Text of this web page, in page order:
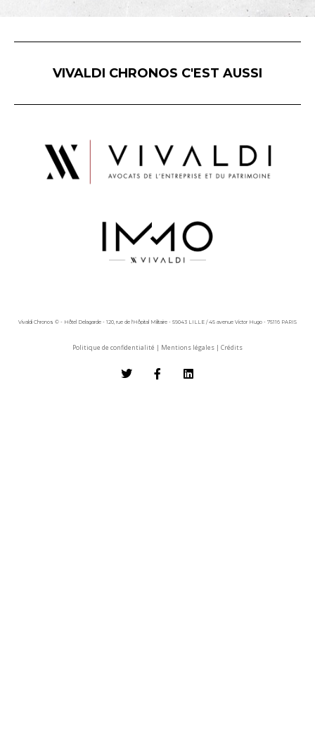
VIVALDI CHRONOS C'EST AUSSI
Vivaldi Chronos © - Hôtel Delagarde - 120, rue de l'Hôpital Militaire - 59043 LILLE / 45 avenue Victor Hugo - 75116 PARIS
Politique de confidentialité | Mentions légales | Crédits